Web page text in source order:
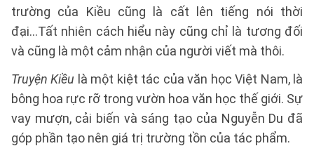
trường của Kiều cũng là cất lên tiếng nói thời
đại...Tất nhiên cách hiểu này cũng chỉ là tương đối
và cũng là một cảm nhận của người viết mà thôi.
Truyện Kiều là một kiệt tác của văn học Việt Nam, là
bông hoa rực rỡ trong vườn hoa văn học thế giới. Sự
vay mượn, cải biến và sáng tạo của Nguyễn Du đã
góp phần tạo nên giá trị trường tồn của tác phẩm.